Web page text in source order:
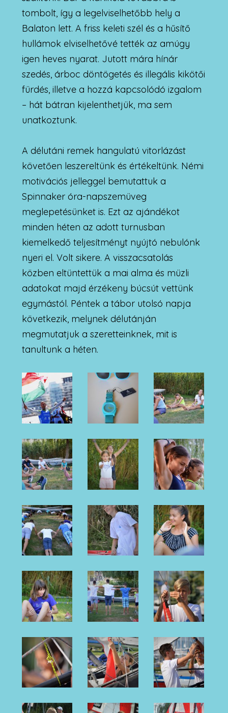
tombolt, így a legelviselhetőbb hely a
Balaton lett. A friss keleti szél és a hűsítő
hullámok elviselhetővé tették az amúgy
igen heves nyarat. Jutott mára hínár
szedés, árboc döntögetés és illegális kikötői
fürdés, illetve a hozzá kapcsolódó izgalom
– hát bátran kijelenthetjük, ma sem
unatkoztunk.
A délutáni remek hangulatú vitorlázást
követően leszereltünk és értékeltünk. Némi
motivációs jelleggel bemutattuk a
Spinnaker óra-napszemüveg
meglepetésünket is. Ezt az ajándékot
minden héten az adott turnusban
kiemelkedő teljesítményt nyújtó nebulónk
nyeri el. Volt sikere. A visszacsatolás
közben eltüntettük a mai alma és müzli
adatokat majd érzékeny búcsút vettünk
egymástól. Péntek a tábor utolsó napja
következik, melynek délutánján
megmutatjuk a szeretteinknek, mit is
tanultunk a héten.